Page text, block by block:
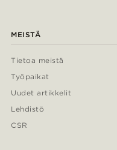
MEISTÄ
Tietoa meistä
Työpaikat
Uudet artikkelit
Lehdistö
CSR